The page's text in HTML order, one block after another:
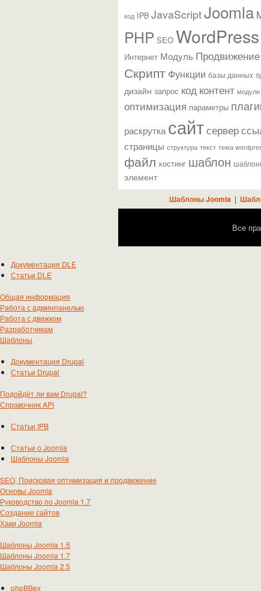
код IPB JavaScriptJoomla
PHP SEO WordPress
Интернет Модуль Продвижение
Скрипт Функции базы данных
дизайн запрос код контент модули
оптимизация параметры
раскрутка сайтсервер
страницы структура текст тема
файл хостинг шаблон
элемент
Шаблоны Joomla |
Все
Документация DLE
Статьи DLE
Общая информация
Работа с админпанелью
Работа с движком
Разработчикам
Шаблоны
Документация Drupal
Статьи Drupal
Подойдёт ли вам Drupal?
Справочник API
Статьи IPB
Статьи о Joomla
Шаблоны Joomla
SEO, Поисковая оптимизация и продвижение
Основы Joomla
Руководство по Joomla 1.7
Создание сайтов
Хаки Joomla
Шаблоны Joomla 1.5
Шаблоны Joomla 1.7
Шаблоны Joomla 2.5
phpBBex